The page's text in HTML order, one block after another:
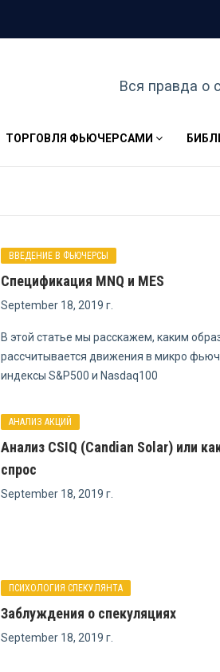
Вся правда о
ТОРГОВЛЯ ФЬЮЧЕРСАМИ
ВВЕДЕНИЕ В ФЬЮЧЕРСЫ
Спецификация MNQ и MES
September 18, 2019 г.
В этой статье мы расскажем, каким
рассчитывается движения в микро
индексы S&P500 и Nasdaq100
АНАЛИЗ АКЦИЙ
Анализ CSIQ (Candian Solar) или
спрос
September 18, 2019 г.
ПСИХОЛОГИЯ СПЕКУЛЯНТА
Заблуждения о спекуляциях
September 18, 2019 г.